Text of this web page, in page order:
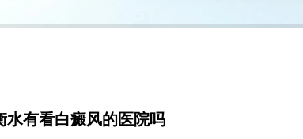
水有看白癜风的医院吗